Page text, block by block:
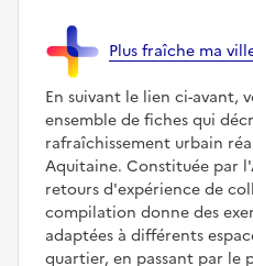
Plus fraîche ma
En suivant le lien ci-avant,
ensemble de fiches qui
rafraîchissement urbain
Aquitaine. Constituée par
retours d'expérience de
compilation donne des
adaptées à différents
quartier, en passant par le